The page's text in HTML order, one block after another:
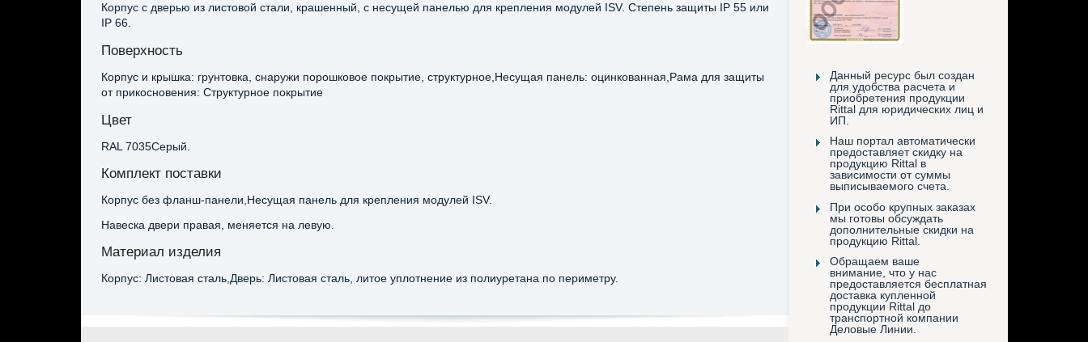
Данный ресурс был создан
для удобства расчета и
приобретения продукции
Rittal для юридических лиц и
ИП.
Наш портал автоматически
предоставляет скидку на
продукцию Rittal в
зависимости от суммы
выписываемого счета.
При особо крупных заказах
мы готовы обсуждать
дополнительные скидки на
продукцию Rittal.
Обращаем ваше
внимание, что у нас
предоставляется бесплатная
доставка купленной
продукции Rittal до
транспортной компании
Деловые Линии.
Корпус с дверью из листовой стали, крашенный, с несущей панелью для крепления модулей ISV. Степень защиты IP 55 или
IP 66.
Поверхность
Корпус и крышка: грунтовка, снаружи порошковое покрытие, структурное,Несущая панель: оцинкованная,Рама для защиты
от прикосновения: Структурное покрытие
Цвет
RAL 7035Серый.
Комплект поставки
Корпус без фланш-панели,Несущая панель для крепления модулей ISV.
Навеска двери правая, меняется на левую.
Материал изделия
Корпус: Листовая сталь,Дверь: Листовая сталь, литое уплотнение из полиуретана по периметру.